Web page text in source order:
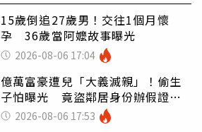
15歲倒追27歲男！交往1個月懷
孕 36歲當阿嬤故事曝光
2026-08-06 17:04
億萬富豪遭兒「大義滅親」！偷生
子怕曝光 竟盜鄰居身份辦假證落
戶 2026-08-06 17:53